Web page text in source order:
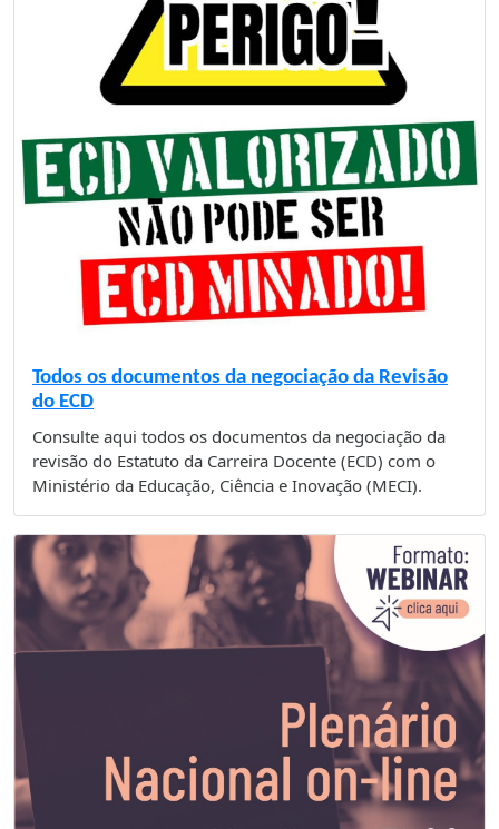
Todos os documentos da negociação da Revisão
do ECD
Consulte aqui todos os documentos da negociação da
revisão do Estatuto da Carreira Docente (ECD) com o
Ministério da Educação, Ciência e Inovação (MECI).